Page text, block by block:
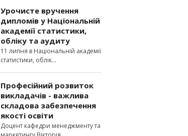
Урочисте вручення
дипломів у Національній
академії статистики,
обліку та аудиту
11 липня в Національній академії
статистики, облік
Професійний розвиток
викладачів - важлива
складова забезпечення
якості освіти
Доцент кафедри менеджменту та